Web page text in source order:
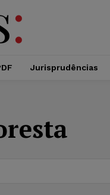
Jurisprudências